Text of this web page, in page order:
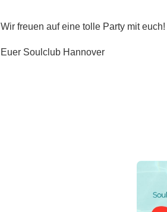
Wir freuen auf eine tolle Party mit euch!
Euer Soulclub Hannover